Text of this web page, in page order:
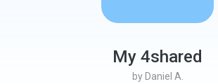
My 4shared
by Daniel A.